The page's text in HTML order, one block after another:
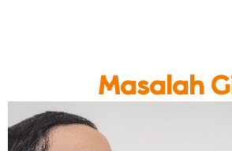
Masalah